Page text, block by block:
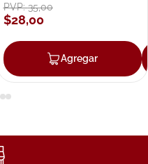
Agregar
PVP:35,00
$28,00
Agregar